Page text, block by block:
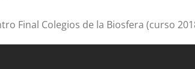
Final Colegios de la Biosfera (curso